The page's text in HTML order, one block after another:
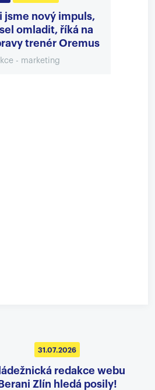
jsme nový impuls,
omladit, říká na
trenér Oremus
- marketing
31.07.2026
redakce webu
Berani Zlín hledá posily!